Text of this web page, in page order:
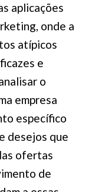
aplicações
onde a
atípicos
e
o
empresa
específico
desejos que
ofertas
de